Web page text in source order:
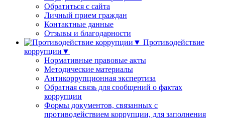
Обратиться с сайта
Личный прием граждан
Контактные данные
Отзывы и благодарности
Противодействие
коррупции▼
Нормативные правовые акты
Методические материалы
Антикоррупционная экспертиза
Обратная связь для сообщений о фактах
коррупции
Формы документов, связанных с
противодействием коррупции, для заполнения